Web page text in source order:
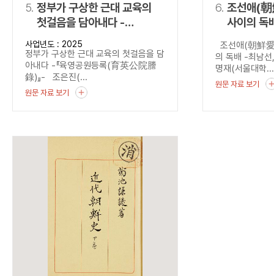
5. 정부가 구상한 근대 교육의
첫걸음을 담아내다 -
『육영공원등록
(育英公院謄錄)』-
사업년도 : 2025
정부가 구상한 근대 교육의 첫걸음을 담
아내다 -『육영공원등록(育英公院謄
錄)』- 조은진(...
원문 자료 보기
6. 조선애(
사이의 독배 -최
『國民
조선애(朝鮮
의 독배 -최남
명재(서울대학...
원문 자료 보기